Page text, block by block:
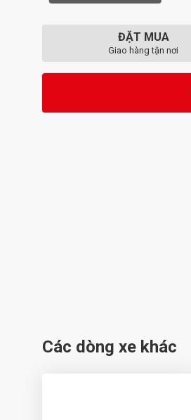
ĐẶT MUA
Giao hàng tận nơi
Các dòng xe khác